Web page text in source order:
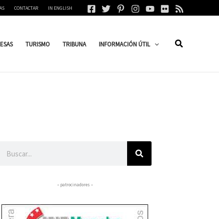
CONTACTAR IN ENGLISH
TURISMO TRIBUNA INFORMACIÓN ÚTIL
– patrocinadores –